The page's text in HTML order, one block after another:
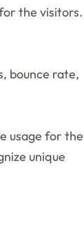
the visitors.
bounce rate,
usage for the
unique